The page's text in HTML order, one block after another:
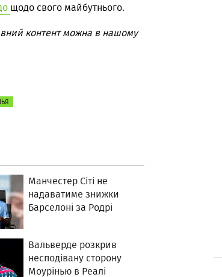
щодо свого майбутнього.
контент можна в нашому
Манчестер Сіті не
надаватиме знижки
Барселоні за Родрі
Вальверде розкрив
несподівану сторону
Моурінью в Реалі